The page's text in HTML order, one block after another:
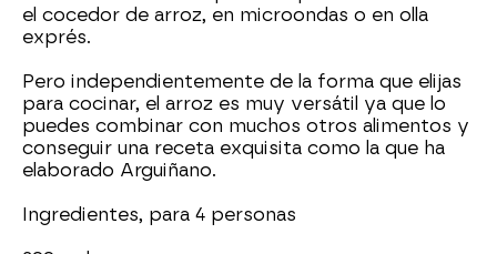
el cocedor de arroz, en microondas o en olla
exprés.
Pero independientemente de la forma que elijas
para cocinar, el arroz es muy versátil ya que lo
puedes combinar con muchos otros alimentos y
conseguir una receta exquisita como la que ha
elaborado Arguiñano.
Ingredientes, para 4 personas